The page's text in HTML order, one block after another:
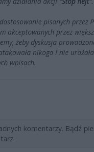
pisanych przez
akceptowanych przez
żeby dyskusja
nikogo i nie
wpisach.
komentarzy. Bądź